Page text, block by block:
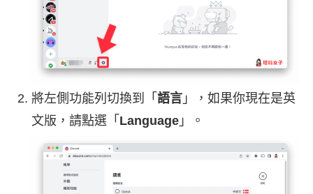
將左側功能列切換到「 語言 」，如果你現在是英
文版，請點選「 Language 」。